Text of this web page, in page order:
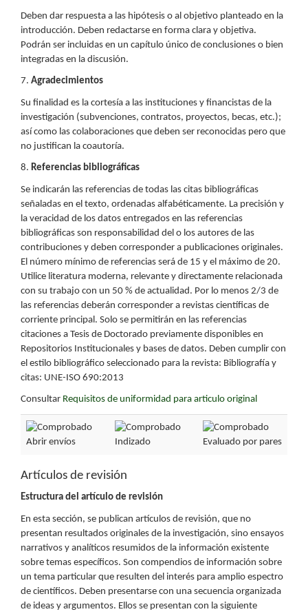
Deben dar respuesta a las hipótesis o al objetivo planteado en la
introducción. Deben redactarse en forma clara y objetiva.
Podrán ser incluidas en un capítulo único de conclusiones o bien
integradas en la discusión.
7. Agradecimientos
Su finalidad es la cortesía a las instituciones y financistas de la
investigación (subvenciones, contratos, proyectos, becas, etc.);
así como las colaboraciones que deben ser reconocidas pero que
no justifican la coautoría.
8. Referencias bibliográficas
Se indicarán las referencias de todas las citas bibliográficas
señaladas en el texto, ordenadas alfabéticamente. La precisión y
la veracidad de los datos entregados en las referencias
bibliográficas son responsabilidad del o los autores de las
contribuciones y deben corresponder a publicaciones originales.
El número mínimo de referencias será de 15 y el máximo de 20.
Utilice literatura moderna, relevante y directamente relacionada
con su trabajo con un 50 % de actualidad. Por lo menos 2/3 de
las referencias deberán corresponder a revistas científicas de
corriente principal. Solo se permitirán en las referencias
citaciones a Tesis de Doctorado previamente disponibles en
Repositorios Institucionales y bases de datos. Deben cumplir con
el estilo bibliográfico seleccionado para la revista: Bibliografía y
citas: UNE-ISO 690:2013
Consultar Requisitos de uniformidad para articulo original
Abrir envíos Indizado Evaluado por pares
Artículos de revisión
Estructura del artículo de revisión
En esta sección, se publican artículos de revisión, que no
presentan resultados originales de la investigación, sino ensayos
narrativos y analíticos resumidos de la información existente
sobre temas específicos. Son compendios de información sobre
un tema particular que resulten del interés para amplio espectro
de científicos. Deben presentarse con una secuencia organizada
de ideas y argumentos. Ellos se presentan con la siguiente